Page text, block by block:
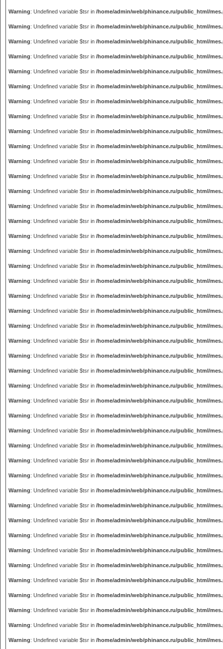
Warning: Undefined variable $tsr in /home/admin/web/phinance.ru/public_html/
Warning: Undefined variable $tsr in /home/admin/web/phinance.ru/public_html/
Warning: Undefined variable $tsr in /home/admin/web/phinance.ru/public_html/
Warning: Undefined variable $tsr in /home/admin/web/phinance.ru/public_html/
Warning: Undefined variable $tsr in /home/admin/web/phinance.ru/public_html/
Warning: Undefined variable $tsr in /home/admin/web/phinance.ru/public_html/
Warning: Undefined variable $tsr in /home/admin/web/phinance.ru/public_html/
Warning: Undefined variable $tsr in /home/admin/web/phinance.ru/public_html/
Warning: Undefined variable $tsr in /home/admin/web/phinance.ru/public_html/
Warning: Undefined variable $tsr in /home/admin/web/phinance.ru/public_html/
Warning: Undefined variable $tsr in /home/admin/web/phinance.ru/public_html/
Warning: Undefined variable $tsr in /home/admin/web/phinance.ru/public_html/
Warning: Undefined variable $tsr in /home/admin/web/phinance.ru/public_html/
Warning: Undefined variable $tsr in /home/admin/web/phinance.ru/public_html/
Warning: Undefined variable $tsr in /home/admin/web/phinance.ru/public_html/
Warning: Undefined variable $tsr in /home/admin/web/phinance.ru/public_html/
Warning: Undefined variable $tsr in /home/admin/web/phinance.ru/public_html/
Warning: Undefined variable $tsr in /home/admin/web/phinance.ru/public_html/
Warning: Undefined variable $tsr in /home/admin/web/phinance.ru/public_html/
Warning: Undefined variable $tsr in /home/admin/web/phinance.ru/public_html/
Warning: Undefined variable $tsr in /home/admin/web/phinance.ru/public_html/
Warning: Undefined variable $tsr in /home/admin/web/phinance.ru/public_html/
Warning: Undefined variable $tsr in /home/admin/web/phinance.ru/public_html/
Warning: Undefined variable $tsr in /home/admin/web/phinance.ru/public_html/
Warning: Undefined variable $tsr in /home/admin/web/phinance.ru/public_html/
Warning: Undefined variable $tsr in /home/admin/web/phinance.ru/public_html/
Warning: Undefined variable $tsr in /home/admin/web/phinance.ru/public_html/
Warning: Undefined variable $tsr in /home/admin/web/phinance.ru/public_html/
Warning: Undefined variable $tsr in /home/admin/web/phinance.ru/public_html/
Warning: Undefined variable $tsr in /home/admin/web/phinance.ru/public_html/
Warning: Undefined variable $tsr in /home/admin/web/phinance.ru/public_html/
Warning: Undefined variable $tsr in /home/admin/web/phinance.ru/public_html/
Warning: Undefined variable $tsr in /home/admin/web/phinance.ru/public_html/
Warning: Undefined variable $tsr in /home/admin/web/phinance.ru/public_html/
Warning: Undefined variable $tsr in /home/admin/web/phinance.ru/public_html/
Warning: Undefined variable $tsr in /home/admin/web/phinance.ru/public_html/
Warning: Undefined variable $tsr in /home/admin/web/phinance.ru/public_html/
Warning: Undefined variable $tsr in /home/admin/web/phinance.ru/public_html/
Warning: Undefined variable $tsr in /home/admin/web/phinance.ru/public_html/
Warning: Undefined variable $tsr in /home/admin/web/phinance.ru/public_html/
Warning: Undefined variable $tsr in /home/admin/web/phinance.ru/public_html/
Warning: Undefined variable $tsr in /home/admin/web/phinance.ru/public_html/
Warning: Undefined variable $tsr in /home/admin/web/phinance.ru/public_html/